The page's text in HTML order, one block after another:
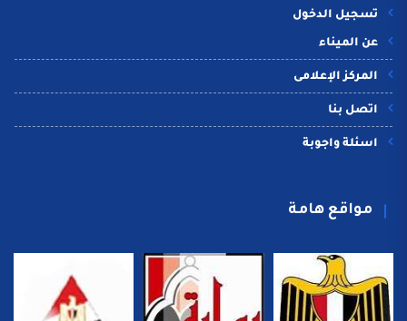
تسجيل الدخول
عن الميناء
المركز الإعلامى
اتصل بنا
اسئلة واجوبة
مواقع هامة